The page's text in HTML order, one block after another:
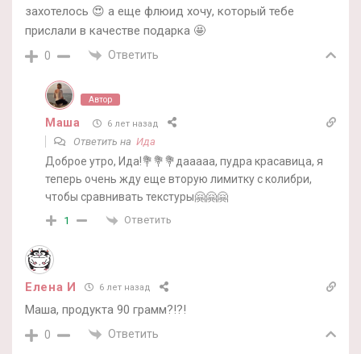
захотелось 😍 а еще флюид хочу, который тебе
прислали в качестве подарка 🤩
0 Ответить
Автор
Маша 6 лет назад
Ответить на Ида
Доброе утро, Ида!💐💐💐дааааа, пудра красавица, я
теперь очень жду еще вторую лимитку с колибри,
чтобы сравнивать текстуры🤗🤗🤗
1 Ответить
Елена И 6 лет назад
Маша, продукта 90 грамм?!?!
0 Ответить